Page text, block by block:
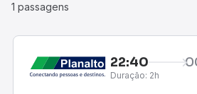
1 passagens
22:40
Duração: 2h